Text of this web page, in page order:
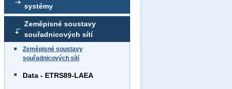
systémy
Zeměpisné soustavy
souřadnicových sítí
Zeměpisné soustavy
souřadnicových sítí
Data - ETRS89-LAEA